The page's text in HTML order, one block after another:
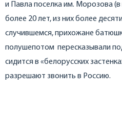
и Павла поселка им. Морозова
более 20 лет, из них более
случившемся, прихожане
полушепотом пересказывали
сидится в «белорусских
разрешают звонить в Россию.